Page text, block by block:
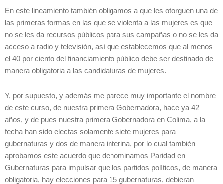
En este lineamiento también obligamos a que les otorguen una de
las primeras formas en las que se violenta a las mujeres es que
no se les da recursos públicos para sus campañas o no se les da
acceso a radio y televisión, así que establecemos que al menos
el 40 por ciento del financiamiento público debe ser destinado de
manera obligatoria a las candidaturas de mujeres.
Y, por supuesto, y además me parece muy importante el nombre
de este curso, de nuestra primera Gobernadora, hace ya 42
años, y de pues nuestra primera Gobernadora en Colima, a la
fecha han sido electas solamente siete mujeres para
gubernaturas y dos de manera interina, por lo cual también
aprobamos este acuerdo que denominamos Paridad en
Gubernaturas para impulsar que los partidos políticos, de manera
obligatoria, hay elecciones para 15 gubernaturas, debieran